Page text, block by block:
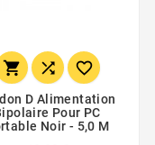
  
D Alimentation
Pour PC
Noir - 5,0 M